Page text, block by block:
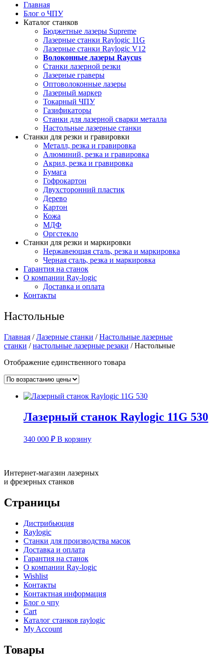
Главная
Блог о ЧПУ
Каталог станков
Бюджетные лазеры Supreme
Лазерные станки Raylogic 11G
Лазерные станки Raylogic V12
Волоконные лазеры Raycus
Станки лазерной резки
Лазерные граверы
Оптоволоконные лазеры
Лазерный маркер
Токарный ЧПУ
Газификаторы
Cтанки для лазерной сварки металла
Настольные лазерные станки
Станки для резки и гравировки
Металл, резка и гравировка
Алюминий, резка и гравировка
Акрил, резка и гравировка
Бумага
Гофрокартон
Двухсторонний пластик
Дерево
Картон
Кожа
МДФ
Оргстекло
Станки для резки и маркировки
Нержавеющая сталь, резка и маркировка
Черная сталь, резка и маркировка
Гарантия на станок
О компании Ray-logic
Доставка и оплата
Контакты
Настольные
Главная /Лазерные станки /Настольные лазерные
станки /настольные лазерные резаки / Настольные
Отображение единственного товара
Лазерный станок Raylogic 11G 530
340 000 ₽ В корзину
Интернет-магазин лазерных
и фрезерных станков
Страницы
Дистрибьюция
Raylogic
Станки для производства масок
Доставка и оплата
Гарантия на станок
О компании Ray-logic
Wishlist
Контакты
Контактная информация
Блог о чпу
Cart
Каталог станков raylogic
My Account
Товары